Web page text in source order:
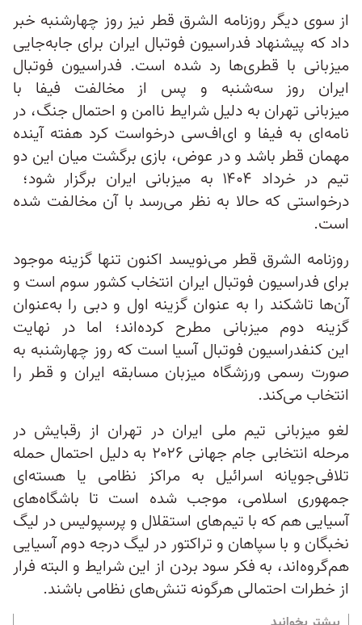
از سوی دیگر روزنامه الشرق قطر نیز روز چهارشنبه خبر
داد که پیشنهاد فدراسیون فوتبال ایران برای جابه‌جایی
میزبانی‌ با قطری‌ها رد شده است. فدراسیون فوتبال
ایران روز سه‌شنبه و پس از مخالفت فیفا با
میزبانی تهران به دلیل شرایط ناامن و احتمال جنگ، در
نامه‌‌ای به فیفا و ای‌اف‌سی درخواست کرد هفته آینده
مهمان قطر باشد و در عوض، بازی برگشت میان این دو
تیم در خرداد ۱۴۰۴ به میزبانی ایران برگزار شود؛
درخواستی که حالا به نظر می‌رسد با آن مخالفت شده
است.
روزنامه الشرق قطر می‌نویسد اکنون تنها گزینه موجود
برای فدراسیون فوتبال ایران انتخاب کشور سوم است و
آن‌ها تاشکند را به عنوان گزینه اول و دبی را به‌عنوان
گزینه دوم میزبانی مطرح کرده‌اند؛ اما در نهایت
این کنفدراسیون فوتبال آسیا است که روز چهارشنبه به
صورت رسمی ورزشگاه میزبان مسابقه ایران و قطر را
انتخاب می‌کند.
لغو میزبانی‌ تیم ملی ایران در تهران از رقبایش در
مرحله انتخابی جام جهانی ۲۰۲۶ به دلیل احتمال حمله
تلافی‌جویانه اسرائیل به مراکز نظامی یا هسته‌ای
جمهوری اسلامی، موجب شده است تا باشگاه‌های
آسیایی هم که با تیم‌های استقلال و پرسپولیس در لیگ
نخبگان و با سپاهان و تراکتور در لیگ درجه دوم آسیایی
هم‌گروه‌اند، به فکر سود بردن از این شرایط و البته فرار
از خطرات احتمالی هرگونه تنش‌های نظامی باشند.